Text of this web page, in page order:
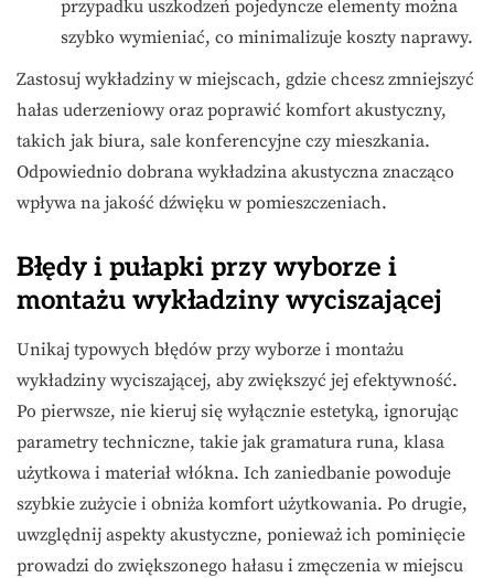
przypadku uszkodzeń pojedyncze elementy można
szybko wymieniać, co minimalizuje koszty naprawy.
Zastosuj wykładziny w miejscach, gdzie chcesz zmniejszyć
hałas uderzeniowy oraz poprawić komfort akustyczny,
takich jak biura, sale konferencyjne czy mieszkania.
Odpowiednio dobrana wykładzina akustyczna znacząco
wpływa na jakość dźwięku w pomieszczeniach.
Błędy i pułapki przy wyborze i
montażu wykładziny wyciszającej
Unikaj typowych błędów przy wyborze i montażu
wykładziny wyciszającej, aby zwiększyć jej efektywność.
Po pierwsze, nie kieruj się wyłącznie estetyką, ignorując
parametry techniczne, takie jak gramatura runa, klasa
użytkowa i materiał włókna. Ich zaniedbanie powoduje
szybkie zużycie i obniża komfort użytkowania. Po drugie,
uwzględnij aspekty akustyczne, ponieważ ich pominięcie
prowadzi do zwiększonego hałasu i zmęczenia w miejscu